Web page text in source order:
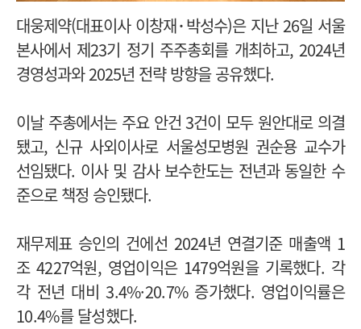
대웅제약(대표이사 이창재･박성수)은 지난 26일 서울
본사에서 제23기 정기 주주총회를 개최하고, 2024년
경영성과와 2025년 전략 방향을 공유했다.
이날 주총에서는 주요 안건 3건이 모두 원안대로 의결
됐고, 신규 사외이사로 서울성모병원 권순용 교수가
선임됐다. 이사 및 감사 보수한도는 전년과 동일한 수
준으로 책정 승인됐다.
재무제표 승인의 건에선 2024년 연결기준 매출액 1
조 4227억원, 영업이익은 1479억원을 기록했다. 각
각 전년 대비 3.4%·20.7% 증가했다. 영업이익률은
10.4%를 달성했다.